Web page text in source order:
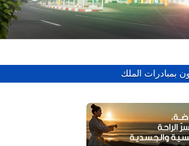
حرائق الغابات
المدرسي المقبل
بمبادرات الملك